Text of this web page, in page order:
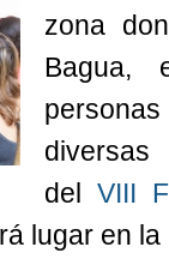
zona
Bagua,
personas
diversas
delVIII
lugar en